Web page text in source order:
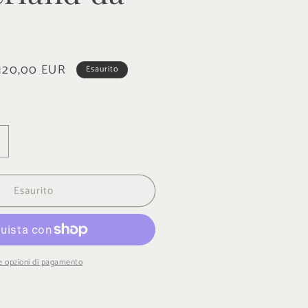
EUR
Esaurito
Esaurito
opzioni di pagamento